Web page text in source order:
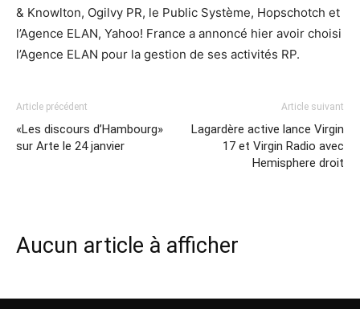
& Knowlton, Ogilvy PR, le Public Système, Hopschotch et
l’Agence ELAN, Yahoo! France a annoncé hier avoir choisi
l’Agence ELAN pour la gestion de ses activités RP.
Article précédent
«Les discours d’Hambourg»
sur Arte le 24 janvier
Article suivant
Lagardère active lance Virgin
17 et Virgin Radio avec
Hemisphere droit
Aucun article à afficher